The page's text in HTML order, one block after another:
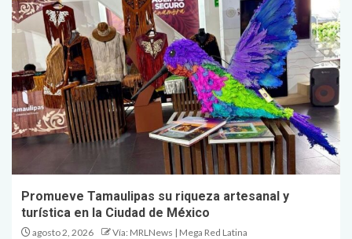
Promueve Tamaulipas su riqueza artesanal y
turística en la Ciudad de México
agosto 2, 2026 Vía: MRLNews | Mega Red Latina